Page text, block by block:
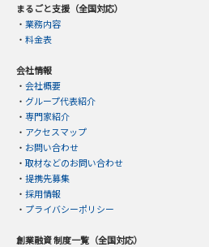
まるごと支援（全国対応）
・ 業務内容
・ 料金表
会社情報
・ 会社概要
・ グループ代表紹介
・ 専門家紹介
・ アクセスマップ
・ お問い合わせ
・ 取材などのお問い合わせ
・ 提携先募集
・ 採用情報
・ プライバシーポリシー
創業融資 制度一覧（全国対応）